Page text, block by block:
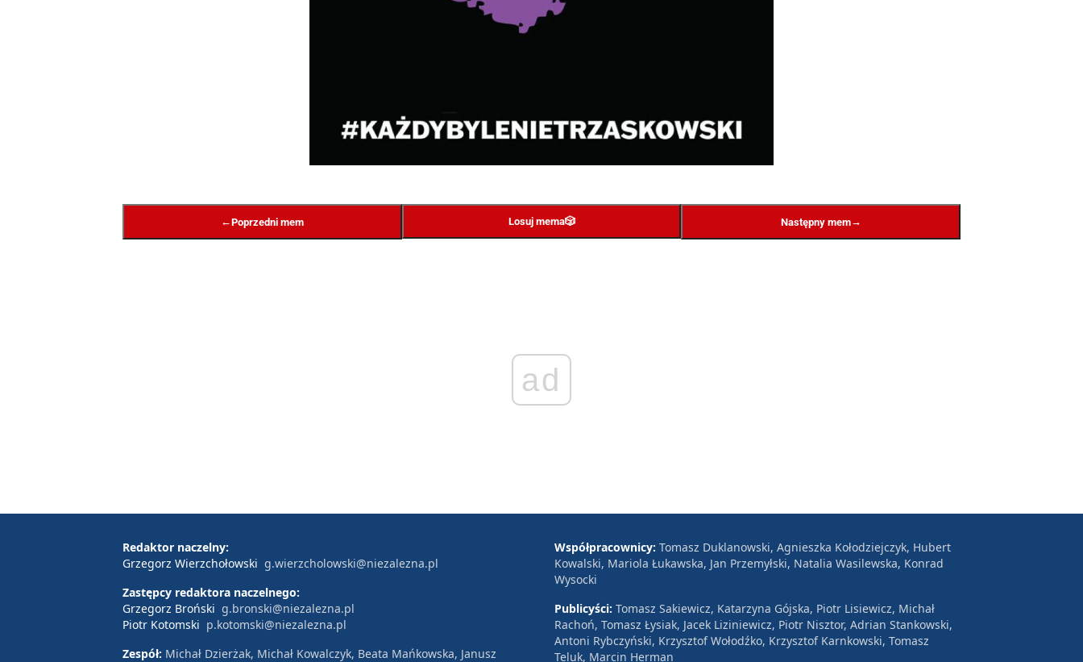
←Poprzedni mem Losuj mema🎲 Następny mem→
ad
Redaktor naczelny:
Grzegorz Wierzchołowski g.wierzcholowski@niezalezna.pl
Zastępcy redaktora naczelnego:
Grzegorz Broński g.bronski@niezalezna.pl
Piotr Kotomski p.kotomski@niezalezna.pl
Zespół: Michał Dzierżak, Michał Kowalczyk, Beata Mańkowska, Janusz
Współpracownicy: Tomasz Duklanowski, Agnieszka Kołodziejczyk, Hubert
Kowalski, Mariola Łukawska, Jan Przemyłski, Natalia Wasilewska, Konrad
Wysocki
Publicyści: Tomasz Sakiewicz, Katarzyna Gójska, Piotr Lisiewicz, Michał
Rachoń, Tomasz Łysiak, Jacek Liziniewicz, Piotr Nisztor, Adrian Stankowski,
Antoni Rybczyński, Krzysztof Wołodźko, Krzysztof Karnkowski, Tomasz
Teluk, Marcin Herman